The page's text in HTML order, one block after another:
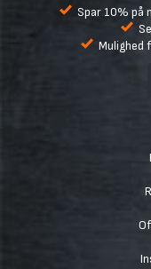
Spar 10% på
Mulighed